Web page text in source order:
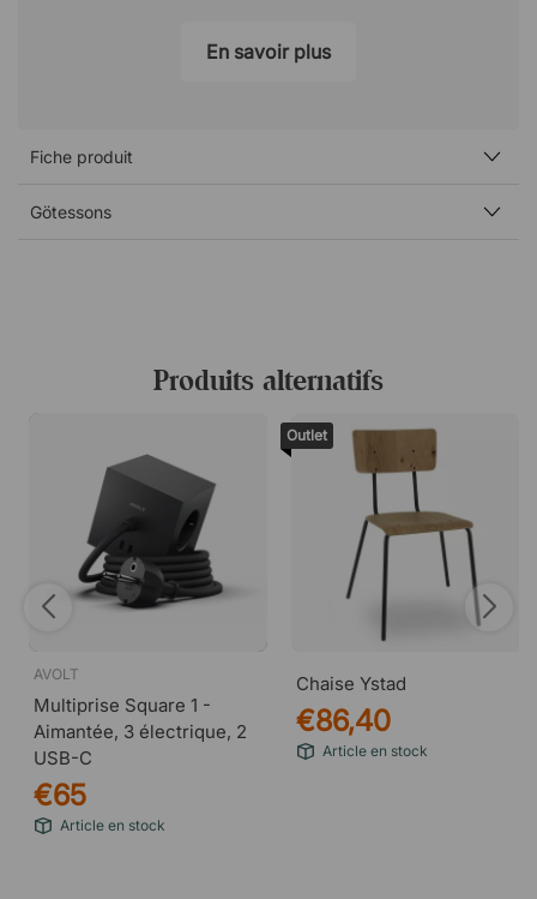
harmonieusement aux bureaux et surfaces de travail tout
Installation flexible et conviviale
Grâce à un câble généreux de 3 mètres, vous bénéficiez
Götessons Slim constitue ainsi une solution flexible qui
• Câble de 3 mètres pour une installation flexible
En savoir plus
Fiche produit
Götessons
Produits alternatifs
AVOLT
Multiprise Square 1 -
Aimantée, 3 électrique, 2
USB-C
€65
Article en stock
Outlet
Chaise Ystad
€86,40
Article en stock